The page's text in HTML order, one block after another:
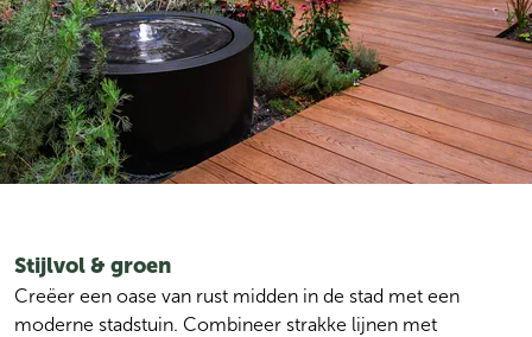
Stijlvol & groen
Creëer een oase van rust midden in de stad met een
moderne stadstuin. Combineer strakke lijnen met